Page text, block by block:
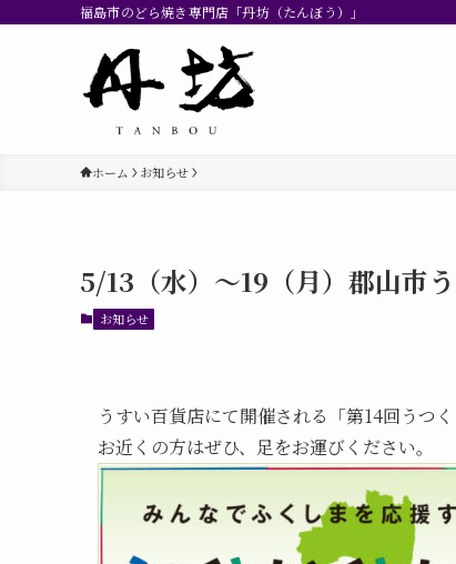
福島市のどら焼き専門店「丹坊（たんぼう）」
ホーム お知らせ
5/13（水）〜19（月）郡山市
お知らせ
うすい百貨店にて開催される「第14回うつ
お近くの方はぜひ、足をお運びください。